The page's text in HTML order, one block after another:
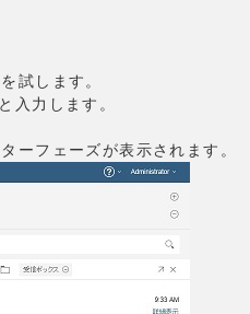
試します。
入力します。
ーフェーズが表示されます。